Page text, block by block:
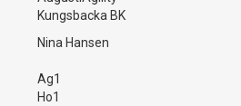
Kungsbacka BK
Nina Hansen
Ag1
Ho1